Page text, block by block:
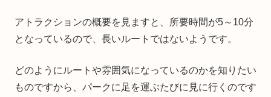
アトラクションの概要を見ますと、所要時間が5～10分
となっているので、長いルートではないようです。
どのようにルートや雰囲気になっているのかを知りたい
ものですから、パークに足を運ぶたびに見に行くのです